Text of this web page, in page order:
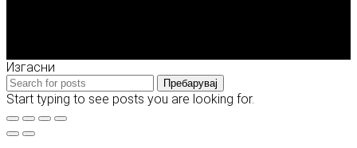
Изгасни
Пребарувај
Start typing to see posts you are looking for.